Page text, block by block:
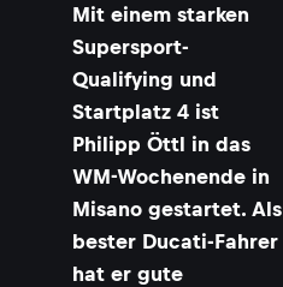
Mit einem starken
Supersport-
Qualifying und
Startplatz 4 ist
Philipp Öttl in das
WM-Wochenende in
Misano gestartet. Als
bester Ducati-Fahrer
hat er gute